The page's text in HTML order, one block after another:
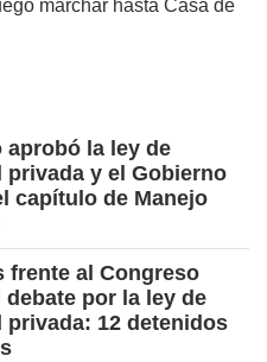
marchar hasta Casa de
aprobó la ley de
privada y el Gobierno
capítulo de Manejo
frente al Congreso
debate por la ley de
privada: 12 detenidos